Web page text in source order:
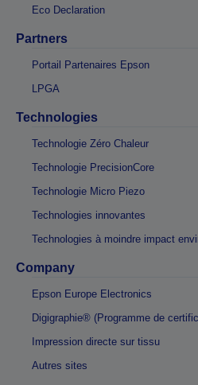
Eco Declaration
Partners
Portail Partenaires Epson
LPGA
Technologies
Technologie Zéro Chaleur
Technologie PrecisionCore
Technologie Micro Piezo
Technologies innovantes
Technologies à moindre impact
Company
Epson Europe Electronics
Digigraphie® (Programme de
Impression directe sur tissu
Autres sites